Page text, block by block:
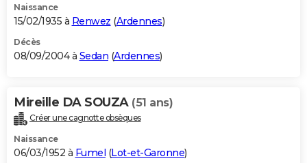
Naissance
15/02/1935 à Renwez (Ardennes)
Décès
08/09/2004 à Sedan (Ardennes)
Mireille DA SOUZA (51 ans)
Créer une cagnotte obsèques
Naissance
06/03/1952 à Fumel (Lot-et-Garonne)